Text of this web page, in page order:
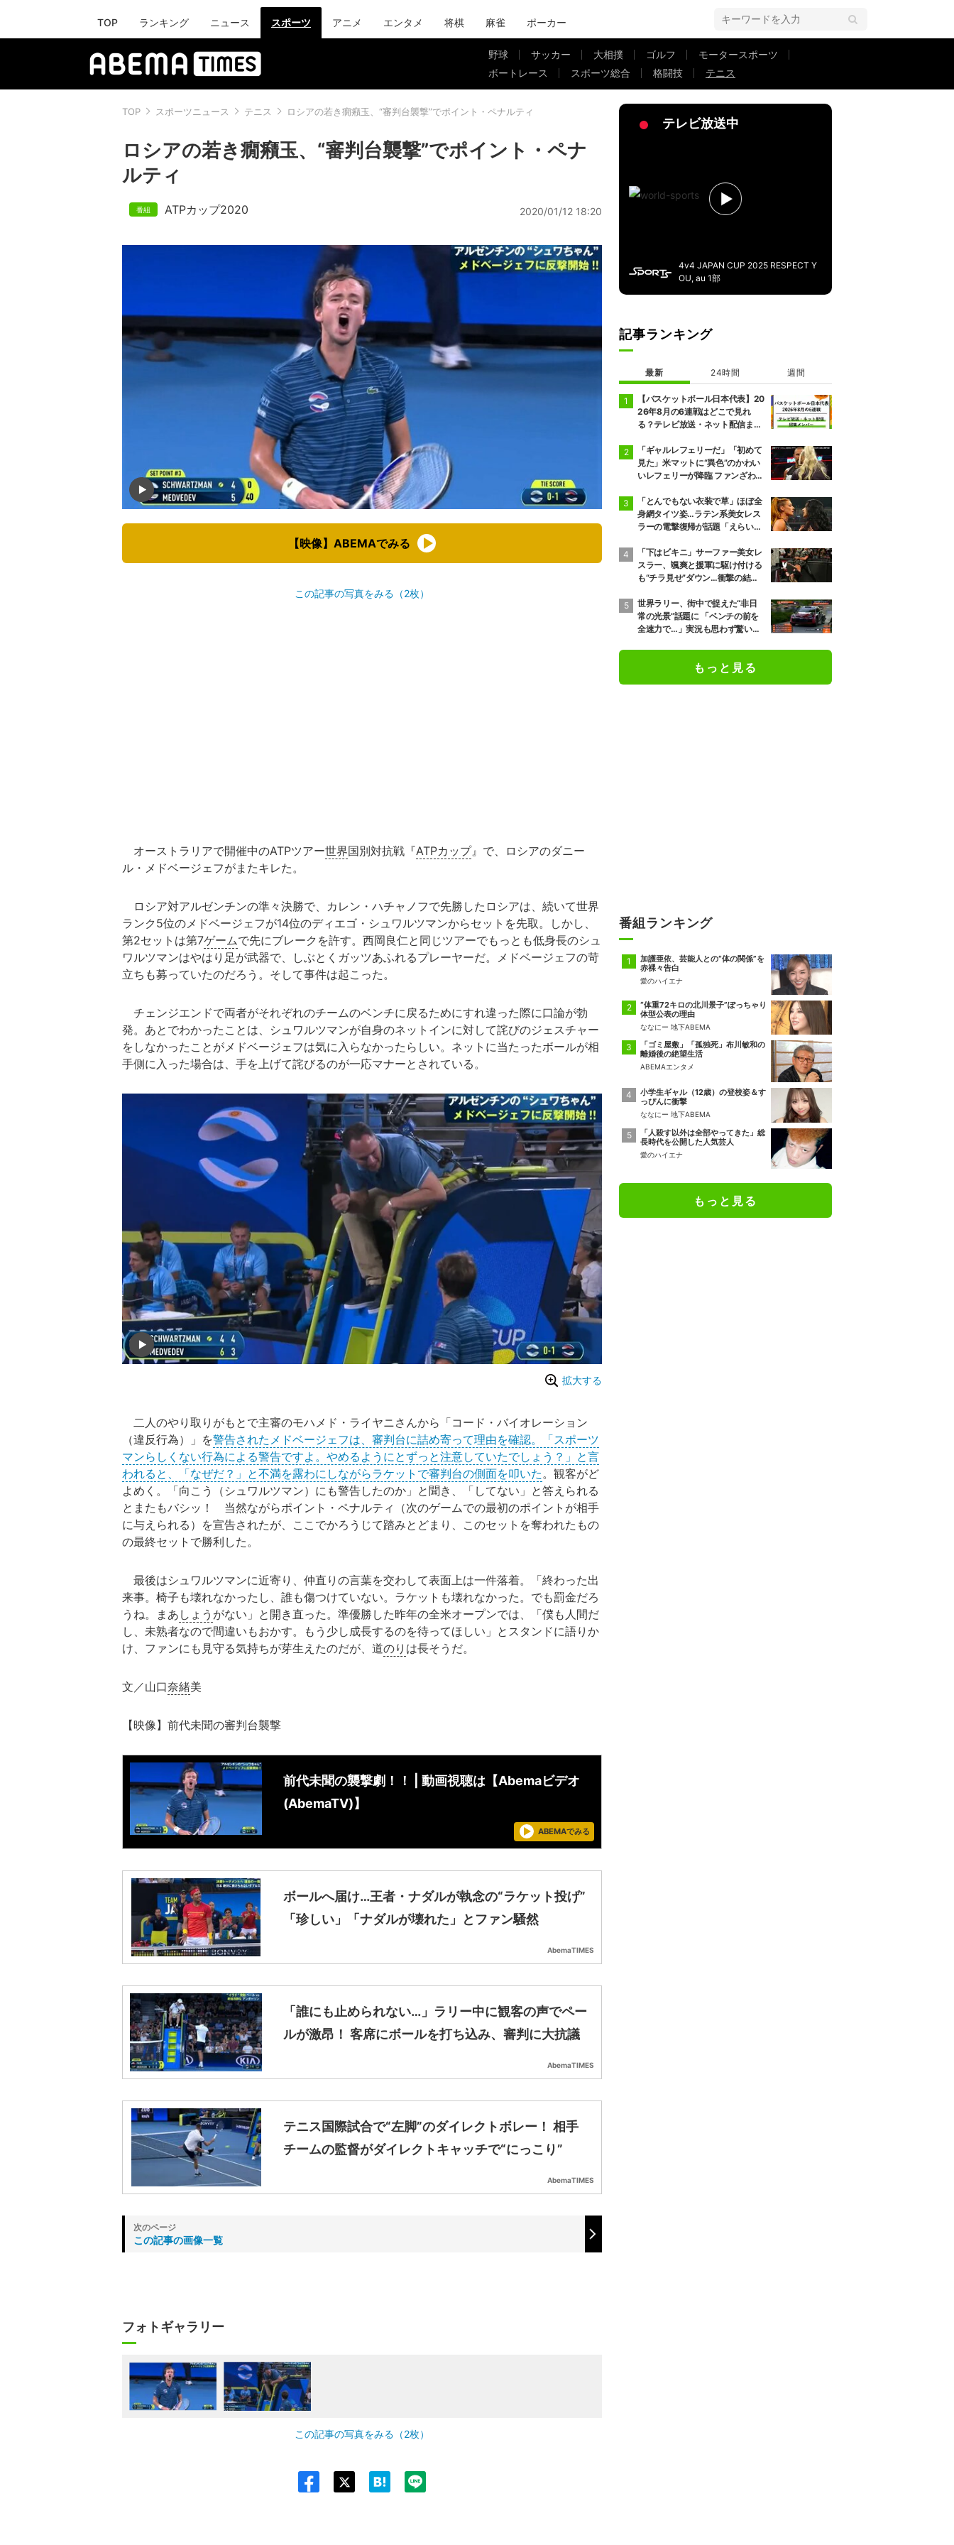
TOP ランキング ニュース スポーツ アニメ エンタメ 将棋 麻雀 ポーカー
野球 サッカー 大相撲 ゴルフ
モータースポーツ
ボートレース
スポーツ総合 格闘技 テニス
TOP スポーツニュース テニス ロシアの若き癇癪玉、“審判台襲撃”でポイント・ペナルティ
ロシアの若き癇癪玉、“審判台襲撃”でポイント・ペナ
ルティ
ATPカップ2020 2020/01/12 18:20
【映像】ABEMAでみる
この記事の写真をみる（2枚）
オーストラリアで開催中のATPツアー世界国別対抗戦『ATPカップ』で、ロシアのダニー
ル・メドベージェフがまたキレた。
ロシア対アルゼンチンの準々決勝で、カレン・ハチャノフで先勝したロシアは、続いて世界
ランク5位のメドベージェフが14位のディエゴ・シュワルツマンからセットを先取。しかし、
第2セットは第7ゲームで先にブレークを許す。西岡良仁と同じツアーでもっとも低身長のシュ
ワルツマンはやはり足が武器で、しぶとくガッツあふれるプレーヤーだ。メドベージェフの苛
立ちも募っていたのだろう。そして事件は起こった。
チェンジエンドで両者がそれぞれのチームのベンチに戻るためにすれ違った際に口論が勃
発。あとでわかったことは、シュワルツマンが自身のネットインに対して詫びのジェスチャー
をしなかったことがメドベージェフは気に入らなかったらしい。ネットに当たったボールが相
手側に入った場合は、手を上げて詫びるのが一応マナーとされている。
拡大する
二人のやり取りがもとで主審のモハメド・ライヤニさんから「コード・バイオレーション
（違反行為）」を警告されたメドベージェフは、審判台に詰め寄って理由を確認。「スポーツ
マンらしくない行為による警告ですよ。やめるようにとずっと注意していたでしょう？」と言
われると、「なぜだ？」と不満を露わにしながらラケットで審判台の側面を叩いた 。観客がど
よめく。「向こう（シュワルツマン）にも警告したのか」と聞き、「してない」と答えられる
とまたもバシッ！ 当然ながらポイント・ペナルティ（次のゲームでの最初のポイントが相手
に与えられる）を宣告されたが、ここでかろうじて踏みとどまり、このセットを奪われたもの
の最終セットで勝利した。
最後はシュワルツマンに近寄り、仲直りの言葉を交わして表面上は一件落着。「終わった出
来事。椅子も壊れなかったし、誰も傷つけていない。ラケットも壊れなかった。でも罰金だろ
うね。まあ しょう がない」と開き直った。準優勝した昨年の全米オープンでは、「僕も人間だ
し、未熟者なので間違いもおかす。もう少し成長するのを待ってほしい」とスタンドに語りか
け、ファンにも見守る気持ちが芽生えたのだが、道のり は長そうだ。
文／山口奈緒美
【映像】前代未聞の審判台襲撃
前代未聞の襲撃劇！！ | 動画視聴は【Abemaビデオ
(AbemaTV)】
ABEMAでみる
ボールへ届け…王者・ナダルが執念の“ラケット投げ”
「珍しい」「ナダルが壊れた」とファン騒然
AbemaTIMES
「誰にも止められない…」ラリー中に観客の声でペー
ルが激昂！ 客席にボールを打ち込み、審判に大抗議
AbemaTIMES
テニス国際試合で“左脚”のダイレクトボレー！ 相手
チームの監督がダイレクトキャッチで“にっこり”
AbemaTIMES
この記事の画像一覧
フォトギャラリー
この記事の写真をみる（2枚）
テレビ放送中
4v4 JAPAN CUP 2025 RESPECT Y
OU, au 1部
記事ランキング
最新 24時間 週間
【バスケットボール日本代表】20
26年8月の6連戦はどこで見れ
る？テレビ放送・ネット配信まと
「ギャルレフェリーだ」「初めて
見た」米マットに“異色”のかわい
いレフェリーが降臨 ファンざわめ
「とんでもない衣装で草」ほぼ全
身網タイツ姿…ラテン系美女レス
ラーの電撃復帰が話題「えらいセ
「下はビキニ」サーファー美女レ
スラー、颯爽と援軍に駆け付ける
も“チラ見せ”ダウン…衝撃の結末
世界ラリー、街中で捉えた“非日
常の光景”話題に 「ベンチの前を
全速力で…」実況も思わず驚いた
もっと見る
番組ランキング
加護亜依、芸能人との“体の関係”を
赤裸々告白
愛のハイエナ
“体重72キロの北川景子”ぽっちゃり
体型公表の理由
ななにー 地下ABEMA
「ゴミ屋敷」「孤独死」布川敏和の
離婚後の絶望生活
ABEMAエンタメ
小学生ギャル（12歳）の登校姿＆す
っぴんに衝撃
ななにー 地下ABEMA
「人殺す以外は全部やってきた」総
長時代を公開した人気芸人
愛のハイエナ
もっと見る